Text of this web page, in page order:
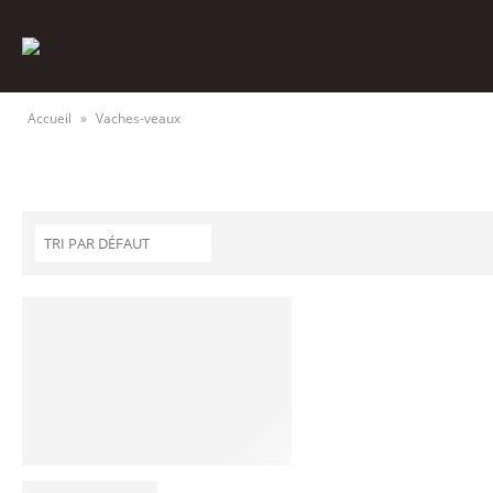
Accueil » Vaches-veaux